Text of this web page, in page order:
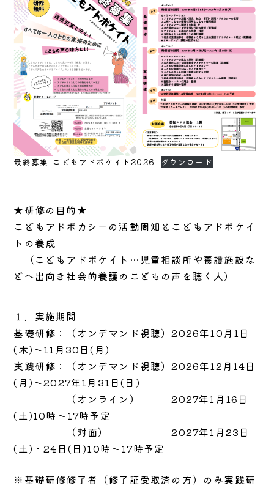
最終募集_こどもアドボケイト2026 ダウンロード
★研修の目的★
こどもアドボカシーの活動周知とこどもアドボケイ
トの養成
（こどもアドボケイト…児童相談所や養護施設な
どへ出向き社会的養護のこどもの声を聴く人）
１．実施期間
基礎研修：（オンデマンド視聴）2026年10月1日
(木)～11月30日(月)
実践研修：（オンデマンド視聴）2026年12月14日
(月)～2027年1月31日(日)
（オンライン） 2027年1月16日
(土)10時～17時予定
（対面） 2027年1月23日
(土)・24日(日)10時～17時予定
※基礎研修修了者（修了証受取済の方）のみ実践研